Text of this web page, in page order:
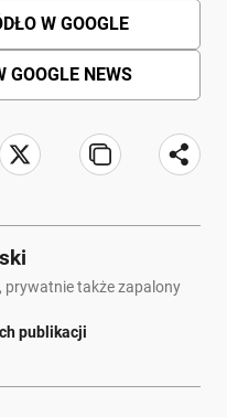
W GOOGLE
GOOGLE NEWS
prywatnie także zapalony
publikacji